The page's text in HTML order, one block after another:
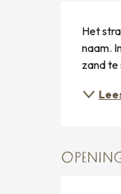
Het
naam.
zand te